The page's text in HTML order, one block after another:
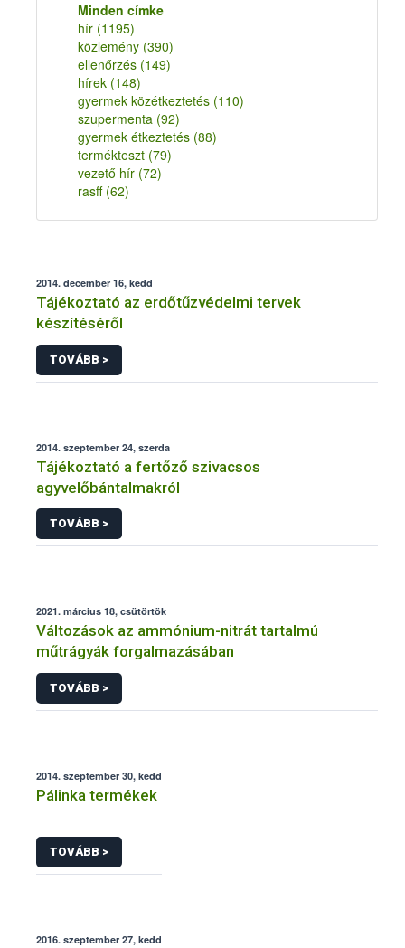
Minden címke
hír (1195)
közlemény (390)
ellenőrzés (149)
hírek (148)
gyermek közétkeztetés (110)
szupermenta (92)
gyermek étkeztetés (88)
termékteszt (79)
vezető hír (72)
rasff (62)
2014. december 16, kedd
Tájékoztató az erdőtűzvédelmi tervek
készítéséről
TOVÁBB >
2014. szeptember 24, szerda
Tájékoztató a fertőző szivacsos
agyvelőbántalmakról
TOVÁBB >
2021. március 18, csütörtök
Változások az ammónium-nitrát tartalmú
műtrágyák forgalmazásában
TOVÁBB >
2014. szeptember 30, kedd
Pálinka termékek
TOVÁBB >
2016. szeptember 27, kedd